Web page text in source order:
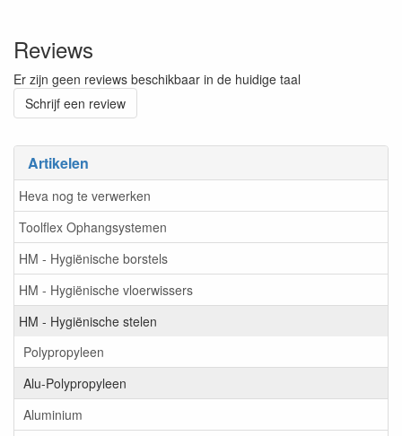
Artikelen
Heva nog te verwerken
Toolflex Ophangsystemen
HM - Hygiënische borstels
HM - Hygiënische vloerwissers
HM - Hygiënische stelen
Polypropyleen
Alu-Polypropyleen
Aluminium
Reviews
Er zijn geen reviews beschikbaar in de huidige taal
Schrijf een review